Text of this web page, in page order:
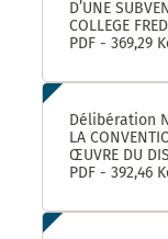
D’UNE
COLLEGE
PDF - 369,29
Délibération
LA
ŒUVRE DU
ROULER A
PDF - 392,46